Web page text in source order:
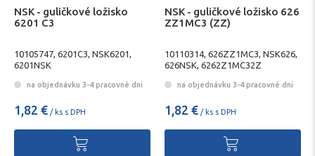
NSK - guličkové ložisko
6201 C3
10105747, 6201C3, NSK6201,
6201NSK
na objednávku 3-4 pracovné dni
1,82 € / ks s DPH
NSK - guličkové ložisko 626
ZZ1MC3 (ZZ)
10110314, 626ZZ1MC3, NSK626,
626NSK, 6262Z1MC32Z
na objednávku 3-4 pracovné dni
1,82 € / ks s DPH